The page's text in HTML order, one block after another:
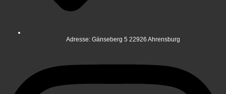
Adresse: Gänseberg 5 22926 Ahrensburg